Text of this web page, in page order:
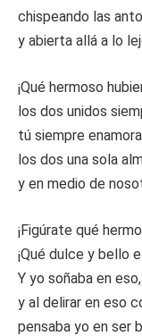
chispeando las
y abierta allá a lo
¡Qué hermoso
los dos unidos
tú siempre
los dos una sola
y en medio de
¡Figúrate qué
¡Qué dulce y bello
Y yo soñaba en
y al delirar en eso
pensaba yo en ser